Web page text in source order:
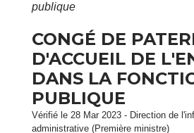
publique
CONGÉ DE
D'ACCUEIL DE
DANS LA
PUBLIQUE
Vérifié le 28 Mar 2023 - Direction de
administrative (Première ministre)